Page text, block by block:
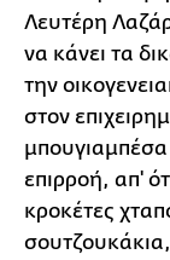
Λευτέρη
να κάνει τα
την
στον
μπουγιαμπέσα
επιρροή, απ'
κροκέτες
σουτζουκάκια,